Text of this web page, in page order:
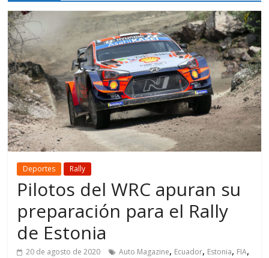
Deportes Rally
Pilotos del WRC apuran su
preparación para el Rally
de Estonia
20 de agosto de 2020 Auto Magazine, Ecuador, Estonia, FIA,